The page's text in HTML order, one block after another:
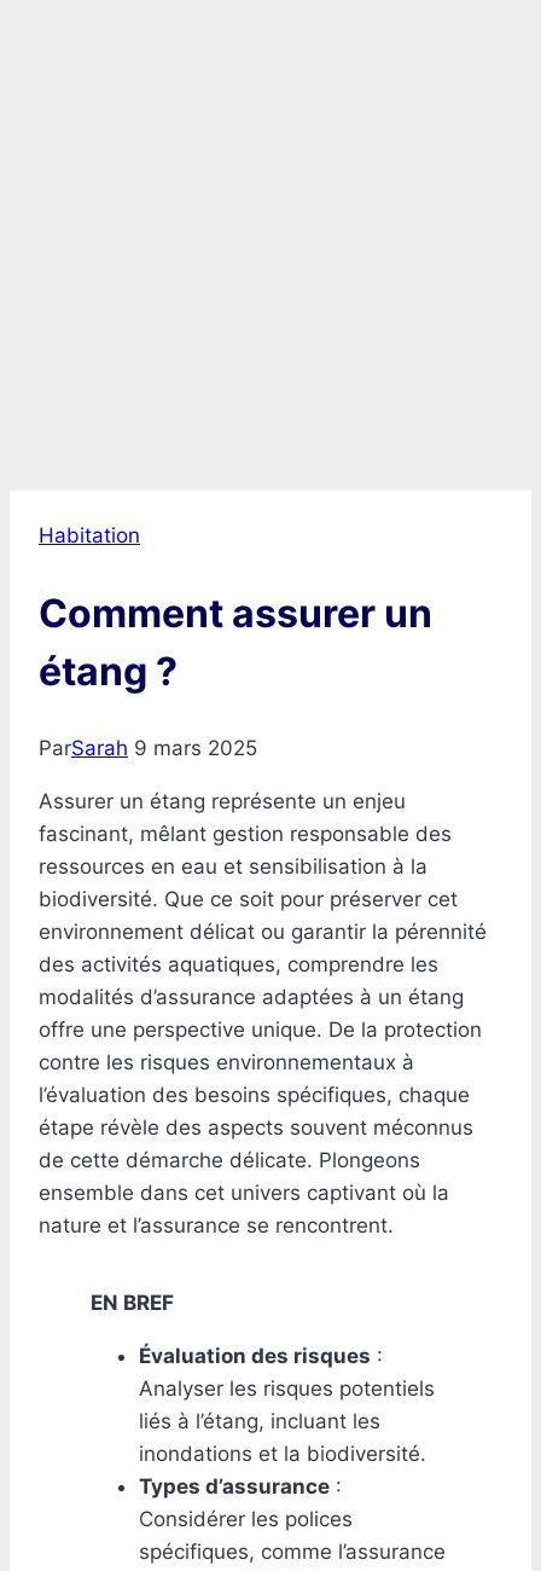
Habitation
Comment assurer un
étang ?
ParSarah 9 mars 2025
Assurer un étang représente un enjeu
fascinant, mêlant gestion responsable des
ressources en eau et sensibilisation à la
biodiversité. Que ce soit pour préserver cet
environnement délicat ou garantir la pérennité
des activités aquatiques, comprendre les
modalités d’assurance adaptées à un étang
offre une perspective unique. De la protection
contre les risques environnementaux à
l’évaluation des besoins spécifiques, chaque
étape révèle des aspects souvent méconnus
de cette démarche délicate. Plongeons
ensemble dans cet univers captivant où la
nature et l’assurance se rencontrent.
EN BREF
Évaluation des risques :
Analyser les risques potentiels
liés à l’étang, incluant les
inondations et la biodiversité.
Types d’assurance :
Considérer les polices
spécifiques, comme l’assurance